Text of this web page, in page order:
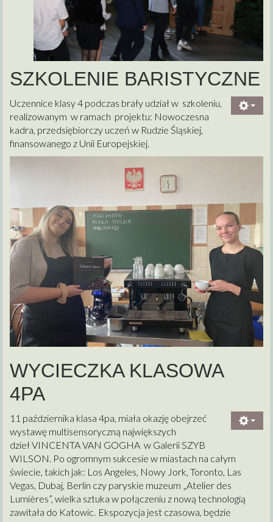
SZKOLENIE BARISTYCZNE
Uczennice klasy 4 podczas brały udział w szkoleniu,
realizowanym w ramach projektu: Nowoczesna
kadra, przedsiębiorczy uczeń w Rudzie Śląskiej,
finansowanego z Unii Europejskiej.
WYCIECZKA KLASOWA
4PA
11 października klasa 4pa, miała okazję obejrzeć
wystawę multisensoryczną największych
dzieł VINCENTA VAN GOGHA w Galerii SZYB
WILSON. Po ogromnym sukcesie w miastach na całym
świecie, takich jak: Los Angeles, Nowy Jork, Toronto, Las
Vegas, Dubaj, Berlin czy paryskie muzeum „Atelier des
Lumières”, wielka sztuka w połączeniu z nową technologią
zawitała do Katowic Ekspozycja jest czasowa, będzie